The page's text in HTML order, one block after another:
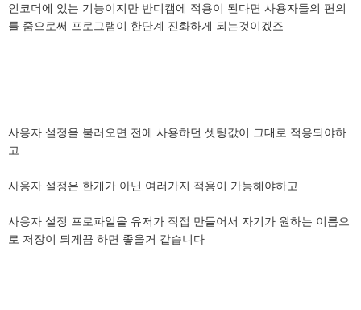
인코더에 있는 기능이지만 반디캠에 적용이 된다면 사용자들의 편의
를 줌으로써 프로그램이 한단계 진화하게 되는것이겠죠
사용자 설정을 불러오면 전에 사용하던 셋팅값이 그대로 적용되야하
고
사용자 설정은 한개가 아닌 여러가지 적용이 가능해야하고
사용자 설정 프로파일을 유저가 직접 만들어서 자기가 원하는 이름으
로 저장이 되게끔 하면 좋을거 같습니다